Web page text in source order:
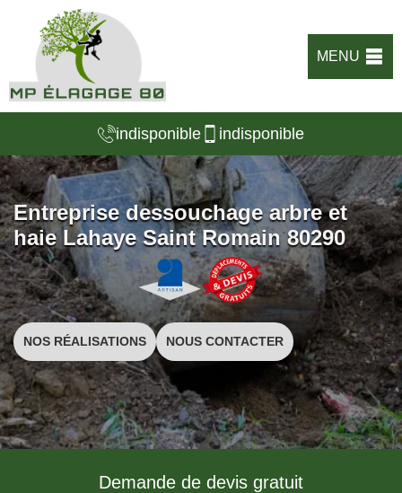
MENU
indisponible indisponible
Entreprise dessouchage arbre et
haie Lahaye Saint Romain 80290
NOS RÉALISATIONS NOUS CONTACTER
Demande de devis gratuit